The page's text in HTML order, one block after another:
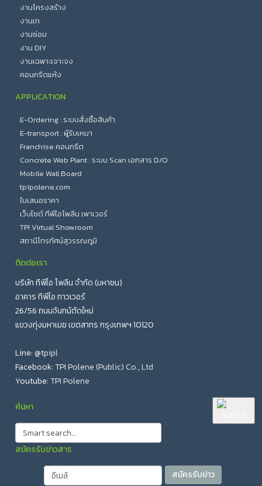
งานโครงสร้าง
งานเท
งานซ่อม
งาน DIY
งานเฉพาะเจาะจง
คอนกรีตแห้ง
APPLICATION
E-Ordering : ระบบสั่งซื้อสินค้า
E-transport : ผู้รับเหมา
Franchise คอนกรีต
Concrete Web Plant : ระบบ Scan เอกสาร D/O
Mobile Wall Board
tpipolene.com
ใบเสนอราคา
เว็บไซต์ ทีพีไอโพลีน เพาเวอร์
TPI Virtual Showroom
สถานีโทรทัศน์สุวรรณภูมิ
ติดต่อเรา
บริษัท ทีพีไอ โพลีน จำกัด (มหาชน)
อาคาร ทีพีไอ ทาวเวอร์
26/56 ถนนจันทน์ตัดใหม่
แขวงทุ่งมหาเมฆ เขตสาทร กรุงเทพฯ 10120
Line:@tpipl
Facebook:TPI Polene (Public) Co., Ltd
Youtube:TPI Polene
ค้นหา
สมัครรับข่าวสาร